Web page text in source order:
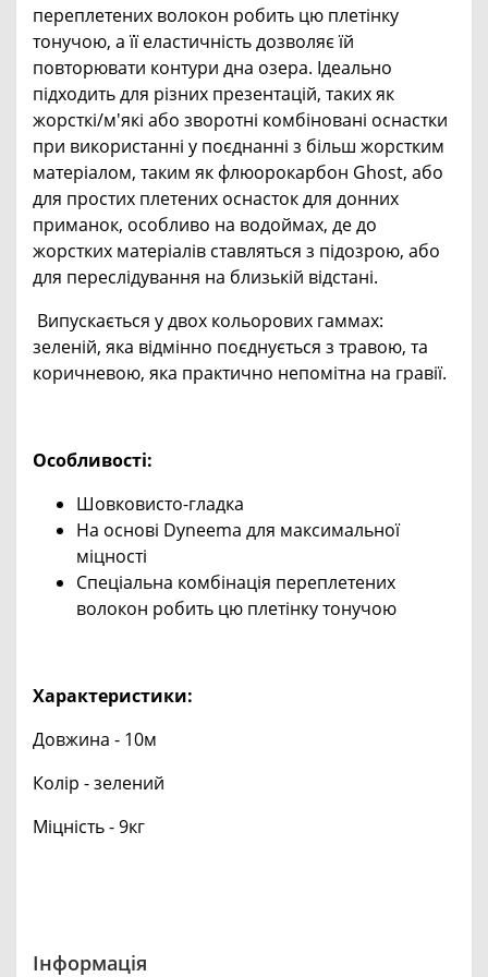
переплетених волокон робить цю плетінку
тонучою, а її еластичність дозволяє їй
повторювати контури дна озера. Ідеально
підходить для різних презентацій, таких як
жорсткі/м'які або зворотні комбіновані оснастки
при використанні у поєднанні з більш жорстким
матеріалом, таким як флюорокарбон Ghost, або
для простих плетених оснасток для донних
приманок, особливо на водоймах, де до
жорстких матеріалів ставляться з підозрою, або
для переслідування на близькій відстані.
Випускається у двох кольорових гаммах:
зеленій, яка відмінно поєднується з травою, та
коричневою, яка практично непомітна на гравії.
Особливості:
Шовковисто-гладка
На основі Dyneema для максимальної
міцності
Спеціальна комбінація переплетених
волокон робить цю плетінку тонучою
Характеристики:
Довжина - 10м
Колір - зелений
Міцність - 9кг
Інформація